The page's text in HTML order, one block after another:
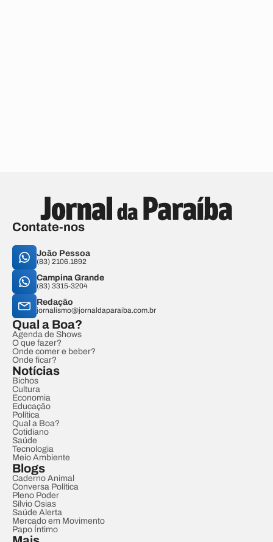
Contate-nos
João Pessoa
(83) 2106.1892
Campina Grande
(83) 3315-3204
Redação
jornalismo@jornaldaparaiba.com.br
Qual a Boa?
Agenda de Shows
O que fazer?
Onde comer e beber?
Onde ficar?
Notícias
Bichos
Cultura
Economia
Educação
Política
Qual a Boa?
Cotidiano
Saúde
Tecnologia
Meio Ambiente
Blogs
Caderno Animal
Conversa Política
Pleno Poder
Sílvio Osias
Saúde Alerta
Mercado em Movimento
Papo Íntimo